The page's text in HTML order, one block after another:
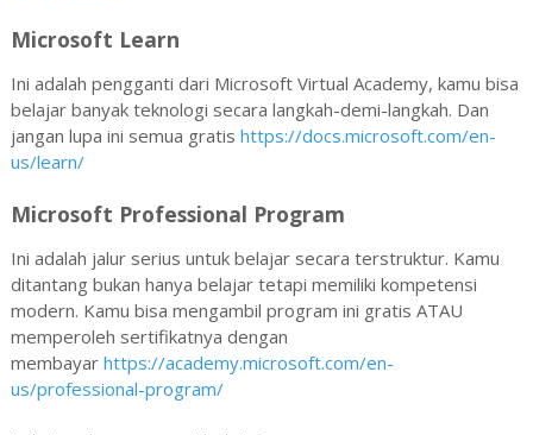
Microsoft Learn
Ini adalah pengganti dari Microsoft Virtual Academy, kamu bisa
belajar banyak teknologi secara langkah-demi-langkah. Dan
jangan lupa ini semua gratis https://docs.microsoft.com/en-
us/learn/
Microsoft Professional Program
Ini adalah jalur serius untuk belajar secara terstruktur. Kamu
ditantang bukan hanya belajar tetapi memiliki kompetensi
modern. Kamu bisa mengambil program ini gratis ATAU
memperoleh sertifikatnya dengan
membayar https://academy.microsoft.com/en-
us/professional-program/